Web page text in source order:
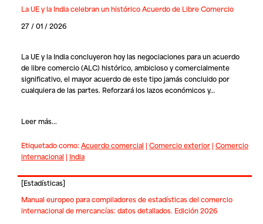
La UE y la India celebran un histórico Acuerdo de Libre Comercio
27 / 01 / 2026
La UE y la India concluyeron hoy las negociaciones para un acuerdo
de libre comercio (ALC) histórico, ambicioso y comercialmente
significativo, el mayor acuerdo de este tipo jamás concluido por
cualquiera de las partes. Reforzará los lazos económicos y…
Leer más...
Etiquetado como:Acuerdo comercial | Comercio exterior| Comercio
internacional | India
[Estadísticas]
Manual europeo para compiladores de estadísticas del comercio
internacional de mercancías: datos detallados. Edición 2026